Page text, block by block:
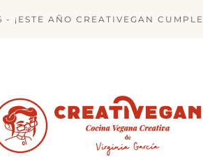
- ¡ESTE AÑO CREATIVEGAN CUMPLE